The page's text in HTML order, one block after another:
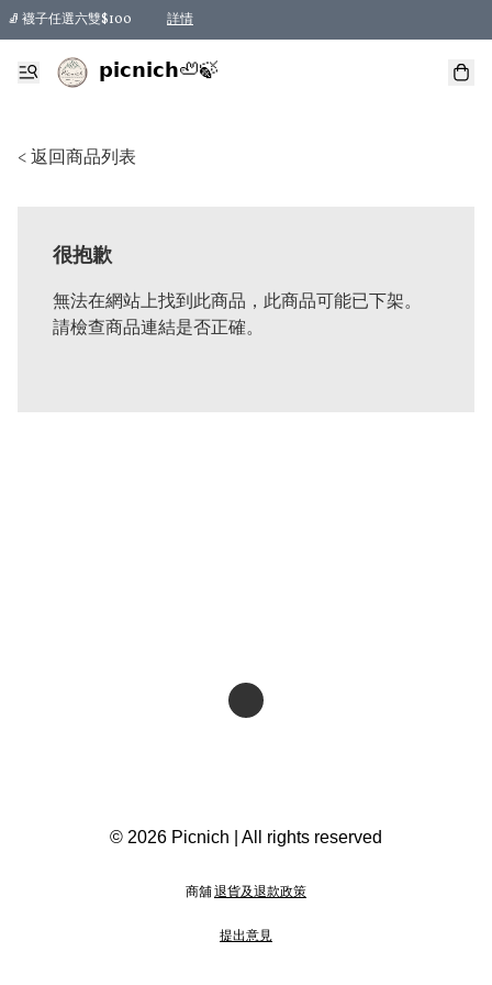
🧦 襪子任選六雙$100 詳情
𝗽𝗶𝗰𝗻𝗶𝗰𝗵🦥🍃
< 返回商品列表
很抱歉
無法在網站上找到此商品，此商品可能已下架。
請檢查商品連結是否正確。
© 2026 Picnich | All rights reserved
商舖退貨及退款政策
提出意見